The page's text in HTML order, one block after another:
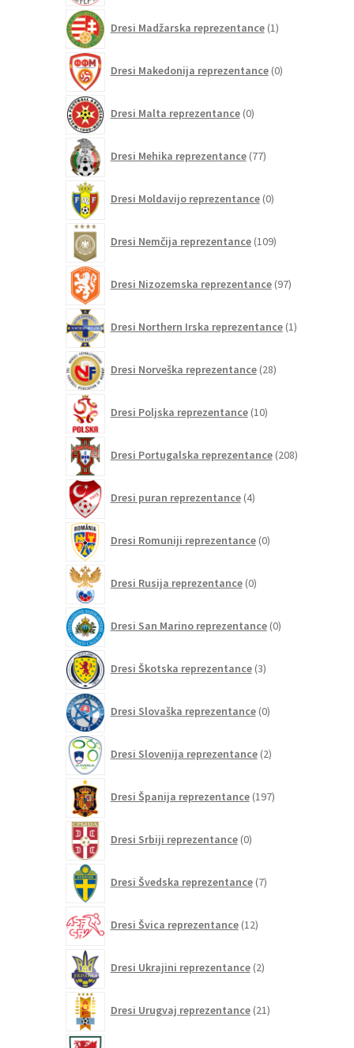
Dresi Madžarska reprezentance 1izdelek
Dresi Makedonija reprezentance 0izdelkov
Dresi Malta reprezentance 0izdelkov
Dresi Mehika reprezentance 77izdelkov
Dresi Moldavijo reprezentance 0izdelkov
Dresi Nemčija reprezentance 109izdelkov
Dresi Nizozemska reprezentance 97izdelkov
Dresi Northern Irska reprezentance 1izdelek
Dresi Norveška reprezentance 28izdelkov
Dresi Poljska reprezentance 10izdelkov
Dresi Portugalska reprezentance 208izdelkov
Dresi puran reprezentance 4izdelki
Dresi Romuniji reprezentance 0izdelkov
Dresi Rusija reprezentance 0izdelkov
Dresi San Marino reprezentance 0izdelkov
Dresi Škotska reprezentance 3izdelki
Dresi Slovaška reprezentance 0izdelkov
Dresi Slovenija reprezentance 2izdelka
Dresi Španija reprezentance 197izdelkov
Dresi Srbiji reprezentance 0izdelkov
Dresi Švedska reprezentance 7izdelkov
Dresi Švica reprezentance 12izdelkov
Dresi Ukrajini reprezentance 2izdelka
Dresi Urugvaj reprezentance 21izdelkov